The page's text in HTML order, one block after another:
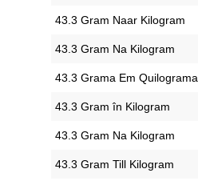
‎43.3 Gram Naar Kilogram
‎43.3 Gram Na Kilogram
‎43.3 Grama Em Quilograma
‎43.3 Gram în Kilogram
‎43.3 Gram Na Kilogram
‎43.3 Gram Till Kilogram